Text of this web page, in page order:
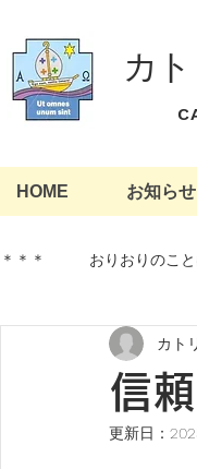
カ
HOME お知らせ
＊＊＊ おりおりのこ
信頼
カト
更新日：